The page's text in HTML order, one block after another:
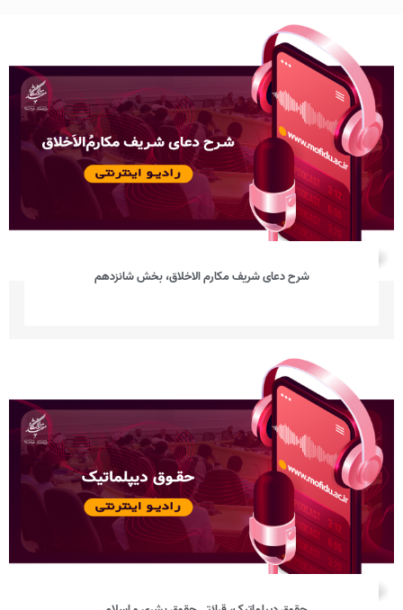
شرح دعای شریف مکارم الاخلاق، بخش شانزدهم